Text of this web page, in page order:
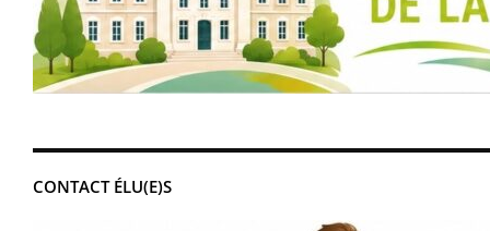
CONTACT ÉLU(E)S